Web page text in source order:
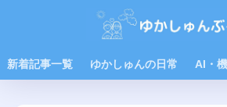
新着記事一覧 ゆかしゅんの日常 AI・